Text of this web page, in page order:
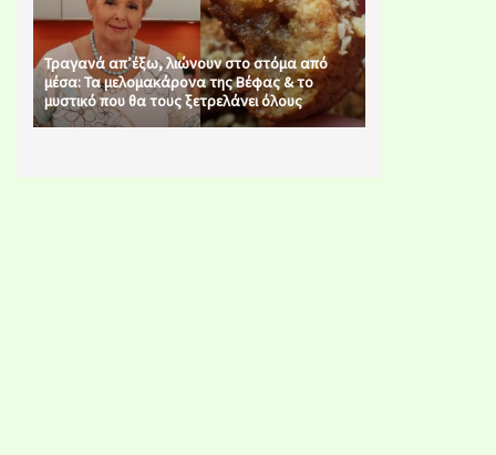
Τραγανά απ’έξω, λιώνουν στο στόμα από
μέσα: Τα μελομακάρονα της Βέφας & το
μυστικό που θα τους ξετρελάνει όλους